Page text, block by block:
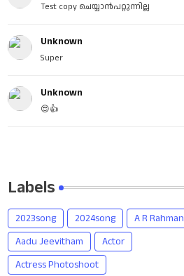
Test copy ചെയ്യാൻപറ്റുന്നില്ല
Unknown
Super
Unknown
😍👍
Labels
2023song 2024song
A R Rahman
Aadu Jeevitham
Actor
Actress Photoshoot